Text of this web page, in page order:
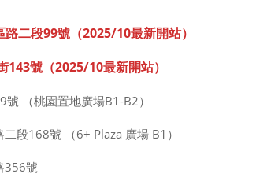
二段99號（2025/10最新開站）
143號（2025/10最新開站）
（桃園置地廣場B1-B2）
段168號 （6+ Plaza 廣場 B1）
356號